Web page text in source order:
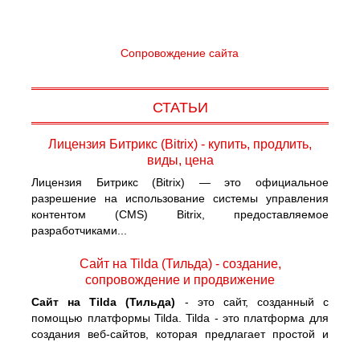
Сопровождение сайта
СТАТЬИ
Лицензия Битрикс (Bitrix) - купить, продлить,
виды, цена
Лицензия Битрикс (Bitrix) — это официальное
разрешение на использование системы управления
контентом (CMS) Bitrix, предоставляемое
разработчиками...
Сайт на Tilda (Тильда) - создание,
сопровождение и продвижение
Сайт на Tilda (Тильда) - это сайт, созданный с
помощью платформы Tilda. Tilda - это платформа для
создания веб-сайтов, которая предлагает простой и